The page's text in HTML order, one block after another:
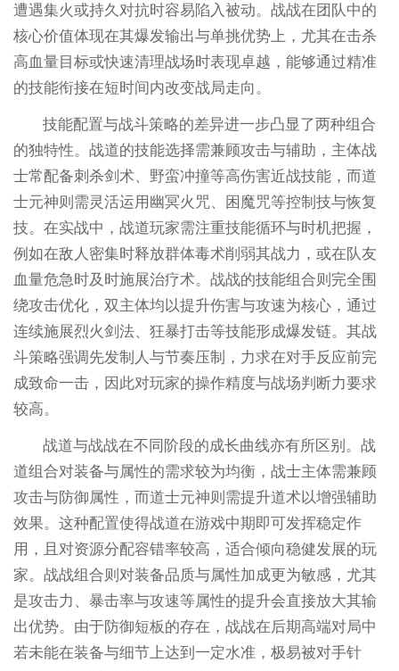
遭遇集火或持久对抗时容易陷入被动。战战在团队中的
核心价值体现在其爆发输出与单挑优势上，尤其在击杀
高血量目标或快速清理战场时表现卓越，能够通过精准
的技能衔接在短时间内改变战局走向。
技能配置与战斗策略的差异进一步凸显了两种组合
的独特性。战道的技能选择需兼顾攻击与辅助，主体战
士常配备刺杀剑术、野蛮冲撞等高伤害近战技能，而道
士元神则需灵活运用幽冥火咒、困魔咒等控制技与恢复
技。在实战中，战道玩家需注重技能循环与时机把握，
例如在敌人密集时释放群体毒术削弱其战力，或在队友
血量危急时及时施展治疗术。战战的技能组合则完全围
绕攻击优化，双主体均以提升伤害与攻速为核心，通过
连续施展烈火剑法、狂暴打击等技能形成爆发链。其战
斗策略强调先发制人与节奏压制，力求在对手反应前完
成致命一击，因此对玩家的操作精度与战场判断力要求
较高。
战道与战战在不同阶段的成长曲线亦有所区别。战
道组合对装备与属性的需求较为均衡，战士主体需兼顾
攻击与防御属性，而道士元神则需提升道术以增强辅助
效果。这种配置使得战道在游戏中期即可发挥稳定作
用，且对资源分配容错率较高，适合倾向稳健发展的玩
家。战战组合则对装备品质与属性加成更为敏感，尤其
是攻击力、暴击率与攻速等属性的提升会直接放大其输
出优势。由于防御短板的存在，战战在后期高端对局中
若未能在装备与细节上达到一定水准，极易被对手针